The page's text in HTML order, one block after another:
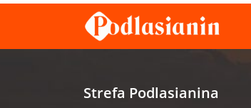
Strefa Podlasianina